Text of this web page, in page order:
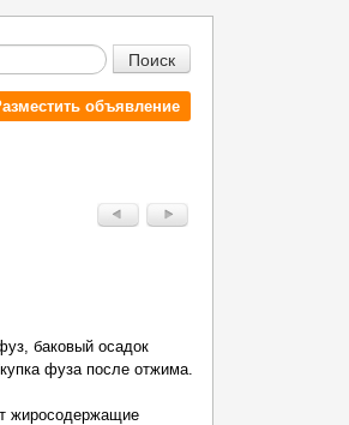
Поиск
объявление
баковый осадок
фуза после отжима.
жиросодержащие